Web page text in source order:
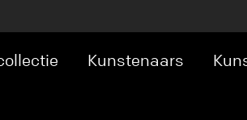
Kunstenaars